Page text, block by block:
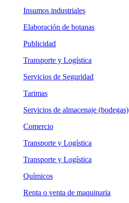
Insumos industriales
Elaboración de botanas
Publicidad
Transporte y Logística
Servicios de Seguridad
Tarimas
Servicios de almacenaje (bodegas)
Comercio
Transporte y Logística
Transporte y Logística
Químicos
Renta o venta de maquinaria